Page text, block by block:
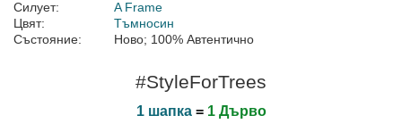
Силует:
A Frame
Цвят:
Тъмносин
Състояние:
Ново; 100% Автентично
#StyleForTrees
1 шапка= 1 Дърво